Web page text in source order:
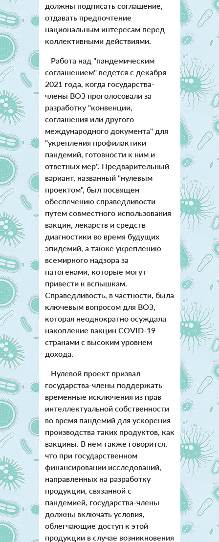
должны подписать соглашение,
отдавать предпочтение
национальным интересам перед
коллективными действиями.
Работа над "пандемическим
соглашением" ведется с декабря
2021 года, когда государства-
члены ВОЗ проголосовали за
разработку "конвенции,
соглашения или другого
международного документа" для
"укрепления профилактики
пандемий, готовности к ним и
ответных мер". Предварительный
вариант, названный "нулевым
проектом", был посвящен
обеспечению справедливости
путем совместного использования
вакцин, лекарств и средств
диагностики во время будущих
эпидемий, а также укреплению
всемирного надзора за
патогенами, которые могут
привести к вспышкам.
Справедливость, в частности, была
ключевым вопросом для ВОЗ,
которая неоднократно осуждала
накопление вакцин COVID-19
странами с высоким уровнем
дохода.
Нулевой проект призвал
государства-члены поддержать
временные исключения из прав
интеллектуальной собственности
во время пандемий для ускорения
производства таких продуктов, как
вакцины. В нем также говорится,
что при государственном
финансировании исследований,
направленных на разработку
продукции, связанной с
пандемией, государства-члены
должны включать условия,
облегчающие доступ к этой
продукции в случае возникновения